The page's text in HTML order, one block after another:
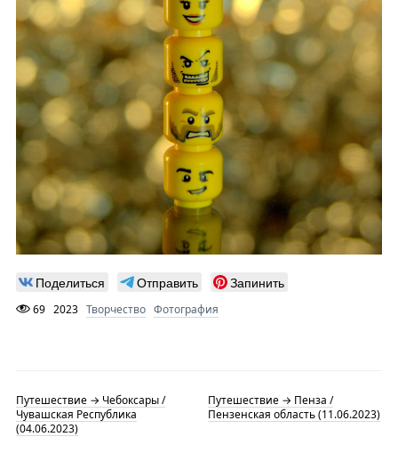
Поделиться Отправить Запинить
69 2023 Творчество Фотография
Путешествие → Чебоксары /
Чувашская Республика
(04.06.2023)
Путешествие → Пенза /
Пензенская область (11.06.2023)